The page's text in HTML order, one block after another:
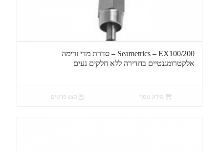
Seametrics – EX100/200 – סדרת מדי זרימה
אלקטרומגנטיים בחדירה ללא חלקים נעים
מידע נוסף הצג פרטים